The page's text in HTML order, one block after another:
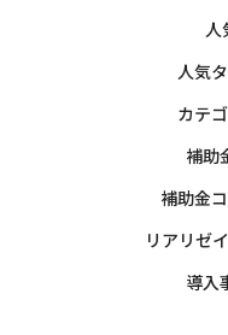
人気
カテ
補助
補助金
リアリゼ
導入